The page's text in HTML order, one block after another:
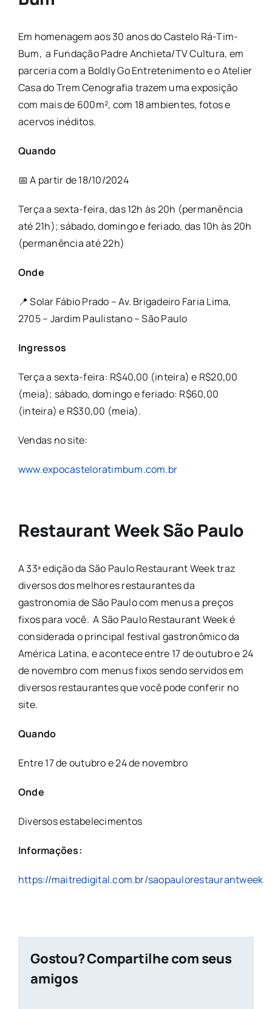
Em homenagem aos 30 anos do Castelo Rá-Tim-
Bum, a Fundação Padre Anchieta/TV Cultura, em
parceria com a Boldly Go Entretenimento e o Atelier
Casa do Trem Cenografia trazem uma exposição
com mais de 600m², com 18 ambientes, fotos e
acervos inéditos.
Quando
📅 A partir de 18/10/2024
Terça a sexta-feira, das 12h às 20h (permanência
até 21h); sábado, domingo e feriado, das 10h às 20h
(permanência até 22h)
Onde
📍 Solar Fábio Prado – Av. Brigadeiro Faria Lima,
2705 – Jardim Paulistano – São Paulo
Ingressos
Terça a sexta-feira: R$40,00 (inteira) e R$20,00
(meia); sábado, domingo e feriado: R$60,00
(inteira) e R$30,00 (meia).
Vendas no site:
www.expocasteloratimbum.com.br
Restaurant Week São Paulo
A 33ª edição da São Paulo Restaurant Week traz
diversos dos melhores restaurantes da
gastronomia de São Paulo com menus a preços
fixos para você. ASão PauloRestaurantWeek é
considerada o principal festival gastronômico da
América Latina, e acontece entre 17 de outubro e 24
de novembro com menus fixos sendo servidos em
diversos restaurantes que você pode conferir no
site.
Quando
Entre 17 de outubro e 24 de novembro
Onde
Diversos estabelecimentos
Informações:
https://maitredigital.com.br/saopaulorestaurantweek
Gostou? Compartilhe com seus
amigos